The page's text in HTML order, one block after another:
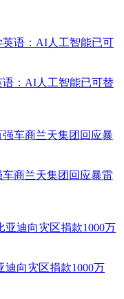
：AI人工智能已可替
商兰天集团回应暴雷
向灾区捐款1000万